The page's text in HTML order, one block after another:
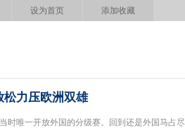
设为首页 添加收藏
松力压欧洲双雄
时唯一开放外国的分级赛。回到还是外国马占